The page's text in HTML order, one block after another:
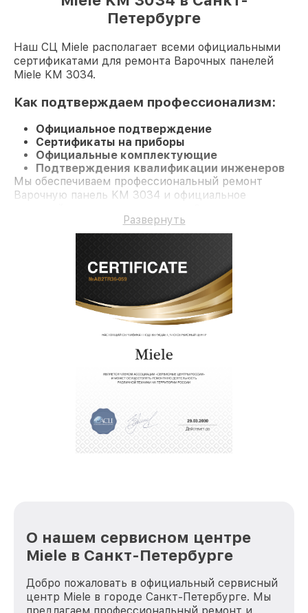
Петербурге
Наш СЦ Miele располагает всеми официальными
сертификатами для ремонта Варочных панелей
Miele KM 3034.
Как подтверждаем профессионализм:
Официальное подтверждение
Сертификаты на приборы
Официальные комплектующие
Подтверждения квалификации инженеров
Мы обеспечиваем профессиональный ремонт
Варочную панель KM 3034 и официальное
Развернуть
О нашем сервисном центре
Miele в Санкт-Петербурге
Добро пожаловать в официальный сервисный
центр Miele в городе Санкт-Петербурге. Мы